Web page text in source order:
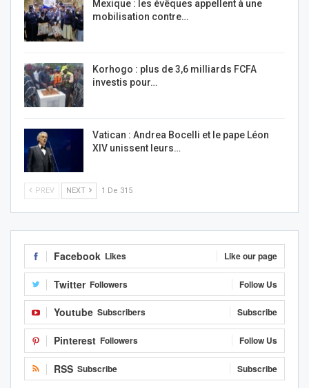
Mexique : les évêques appellent à une
mobilisation contre…
Korhogo : plus de 3,6 milliards FCFA
investis pour…
Vatican : Andrea Bocelli et le pape Léon
XIV unissent leurs…
PREV NEXT 1 De 315
Facebook Likes Like our page
Twitter Followers Follow Us
Youtube Subscribers Subscribe
Pinterest Followers Follow Us
RSS Subscribe Subscribe